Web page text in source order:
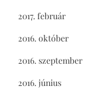
2017. február
2016. október
2016. szeptember
2016. június